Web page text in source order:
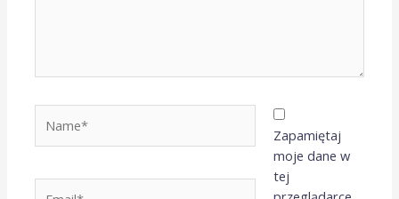
Zapamiętaj
moje dane w
tej